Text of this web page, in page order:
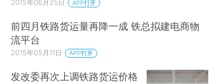
2015年06月25日 APP打开
前四月铁路货运量再降一成 铁总拟建电商物
流平台
2015年05月11日 APP打开
发改委再次上调铁路货运价格